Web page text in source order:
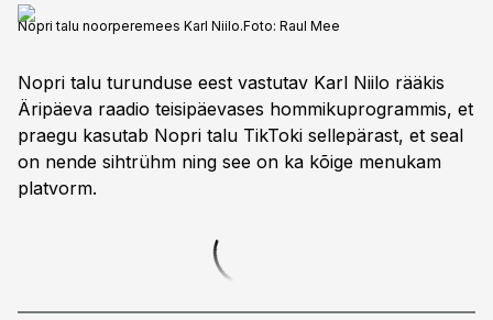
Nopri talu noorperemees Karl Niilo.Foto: Raul Mee
Nopri talu turunduse eest vastutav Karl Niilo rääkis
Äripäeva raadio teisipäevases hommikuprogrammis, et
praegu kasutab Nopri talu TikToki sellepärast, et seal
on nende sihtrühm ning see on ka kõige menukam
platvorm.